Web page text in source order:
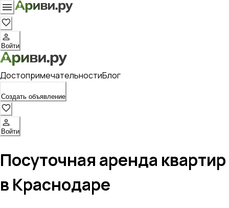
Войти
ДостопримечательностиБлог
Создать объявление
Войти
Посуточная аренда квартир
в Краснодаре